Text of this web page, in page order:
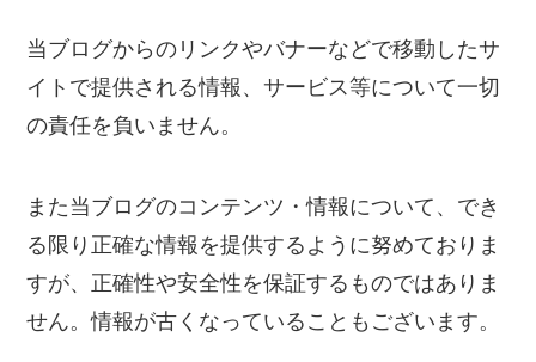
当ブログからのリンクやバナーなどで移動したサ
イトで提供される情報、サービス等について一切
の責任を負いません。
また当ブログのコンテンツ・情報について、でき
る限り正確な情報を提供するように努めておりま
すが、正確性や安全性を保証するものではありま
せん。情報が古くなっていることもございます。